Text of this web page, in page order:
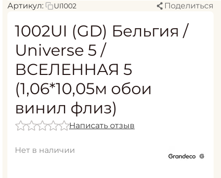
Артикул: UI1002 Поделиться
1002UI (GD) Бельгия /
Universe 5 /
ВСЕЛЕННАЯ 5
(1,06*10,05м обои
винил флиз)
Написать отзыв
Нет в наличии